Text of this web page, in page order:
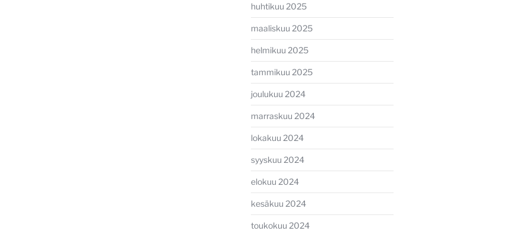
huhtikuu 2025
maaliskuu 2025
helmikuu 2025
tammikuu 2025
joulukuu 2024
marraskuu 2024
lokakuu 2024
syyskuu 2024
elokuu 2024
kesäkuu 2024
toukokuu 2024